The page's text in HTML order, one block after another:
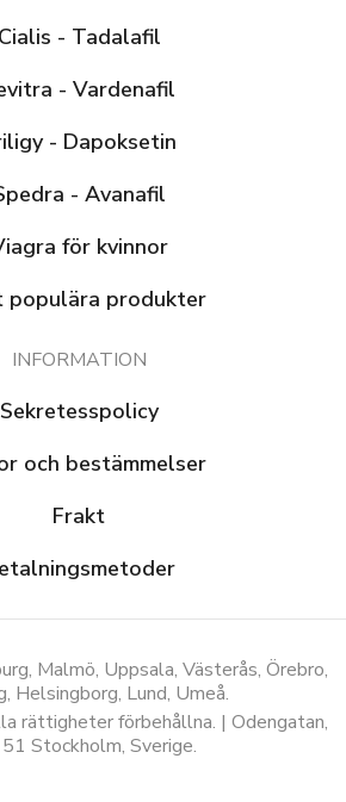
Cialis - Tadalafil
- Vardenafil
- Dapoksetin
- Avanafil
för kvinnor
populära produkter
INFORMATION
Sekretesspolicy
och bestämmelser
Frakt
Malmö, Uppsala, Västerås, Örebro,
Helsingborg, Lund, Umeå.
rättigheter förbehållna. | Odengatan,
Stockholm, Sverige.